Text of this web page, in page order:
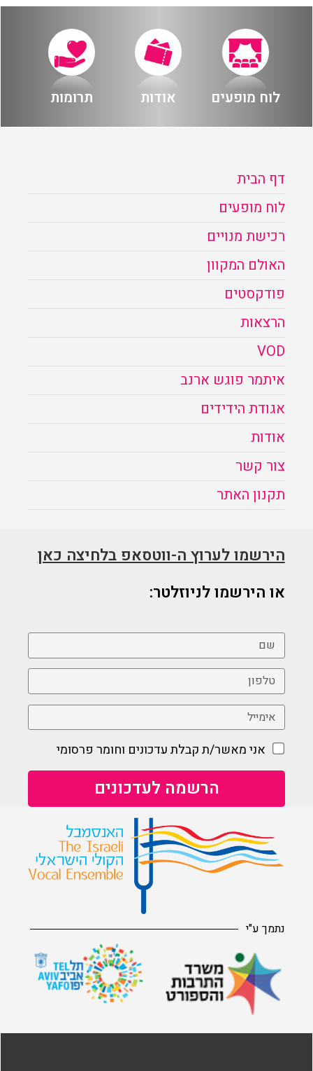
לוח מופעים אודות תרומות
דף הבית
לוח מופעים
רכישת מנויים
האולם המקוון
פודקסטים
הרצאות
VOD
איתמר פוגש ארנב
אגודת הידידים
אודות
צור קשר
תקנון האתר
הירשמו לערוץ ה-ווטסאפ בלחיצה כאן
או הירשמו לניוזלטר:
אני מאשר/ת קבלת עדכונים וחומר פרסומי
נתמך ע"י